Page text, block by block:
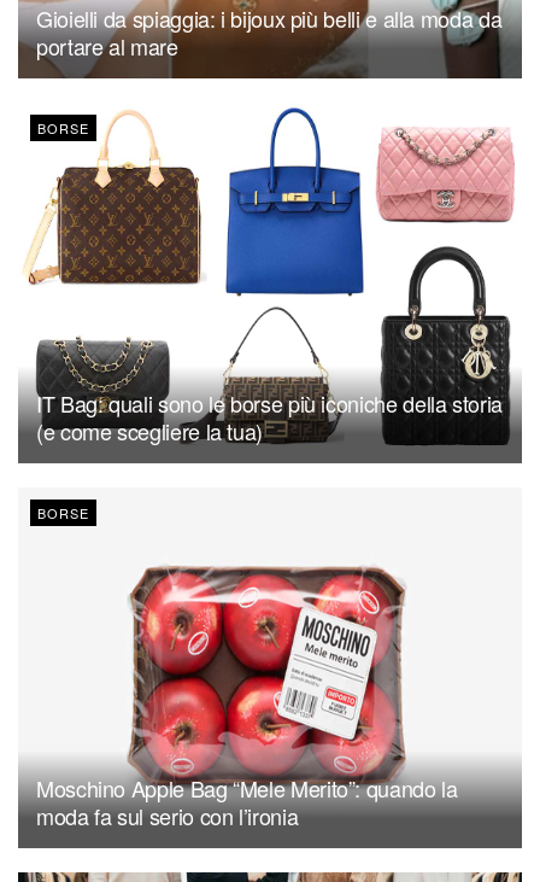
Gioielli da spiaggia: i bijoux più belli e alla moda da
portare al mare
BORSE
IT Bag: quali sono le borse più iconiche della storia
(e come scegliere la tua)
BORSE
Moschino Apple Bag “Mele Merito”: quando la
moda fa sul serio con l’ironia